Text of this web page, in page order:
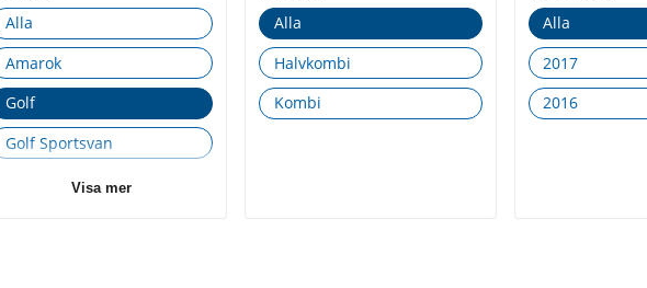
Alla
Bensin
Diesel
Alla
Amarok
Golf
Golf Sportsvan
Visa mer
Alla
Halvkombi
Kombi
Alla
2017
2016